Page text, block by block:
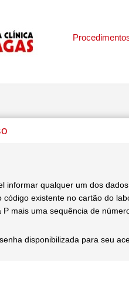
informar qualquer um dos
código existente no cartão do
mais uma sequência de
disponibilizada para seu